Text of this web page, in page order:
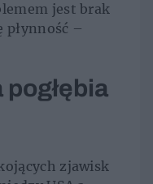
jest brak
płynność –
zjawisk